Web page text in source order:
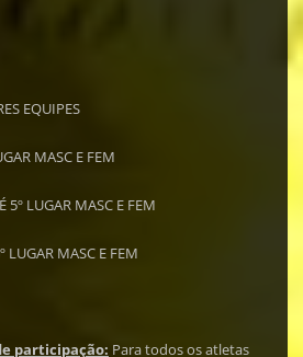
EQUIPES
MASC E FEM
5º LUGAR MASC E FEM
LUGAR MASC E FEM
participação: Para todos os atletas